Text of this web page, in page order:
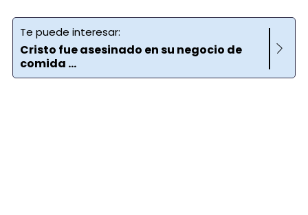
Te puede interesar:
Cristo fue asesinado en su negocio de
comida ...